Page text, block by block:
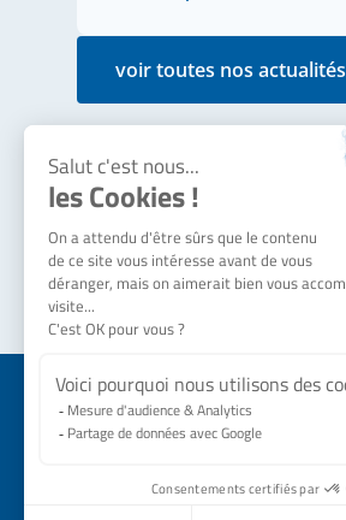
voir toutes nos actualités
Notre société
Actualités